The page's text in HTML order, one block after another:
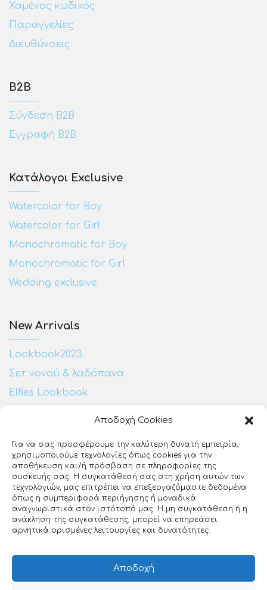
Αποδοχή Cookies
Για να σας προσφέρουμε την καλύτερη δυνατή εμπειρία,
χρησιμοποιούμε τεχνολογίες όπως cookies για την
αποθήκευση και/ή πρόσβαση σε πληροφορίες της
συσκευής σας. Η συγκατάθεσή σας στη χρήση αυτών των
τεχνολογιών, μας επιτρέπει να επεξεργαζόμαστε δεδομένα
όπως η συμπεριφορά περιήγησης ή μοναδικά
αναγνωριστικά στον ιστότοπό μας. Η μη συγκατάθεση ή η
ανάκληση της συγκατάθεσης, μπορεί να επηρεάσει
αρνητικά ορισμένες λειτουργίες και δυνατότητες.
Αποδοχή
Χαμένος κωδικός
Παραγγελίες
Διευθύνσεις
Β2Β
Σύνδεση Β2Β
Εγγραφή Β2Β
Κατάλογοι Exclusive
Watercolor for Boy
Watercolor for Girl
Monochromatic for Boy
Monochromatic for Girl
Wedding exclusive
New Arrivals
Lookbook2023
Σετ νονού & λαδόπανα
Elfies Lookbook
Ευζώνων 25
ΕΡΤ3
Θεσσαλονίκη, 54640
23140 27510
info@loveclip.gr